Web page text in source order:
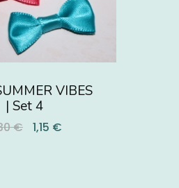
VIBES
| Set 4
€ 1,15 €